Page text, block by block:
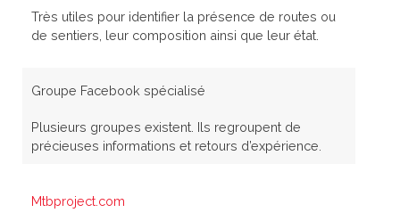
Très utiles pour identifier la présence de routes ou
de sentiers, leur composition ainsi que leur état.
Groupe Facebook spécialisé
Plusieurs groupes existent. Ils regroupent de
précieuses informations et retours d’expérience.
Mtbproject.com